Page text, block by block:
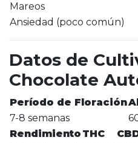
Mareos
Ansiedad (poco común)
Datos de
Chocolate
Período de Floración
7-8 semanas
Rendimiento THC